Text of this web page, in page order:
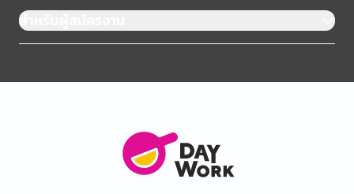
สำหรับผู้สมัครงาน